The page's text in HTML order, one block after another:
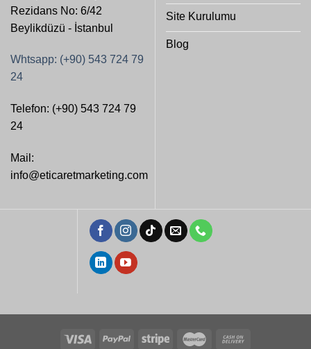
Rezidans No: 6/42
Beylikdüzü - İstanbul
Whtsapp: (+90) 543 724 79
24
Telefon: (+90) 543 724 79
24
Mail:
info@eticaretmarketing.com
Site Kurulumu
Blog